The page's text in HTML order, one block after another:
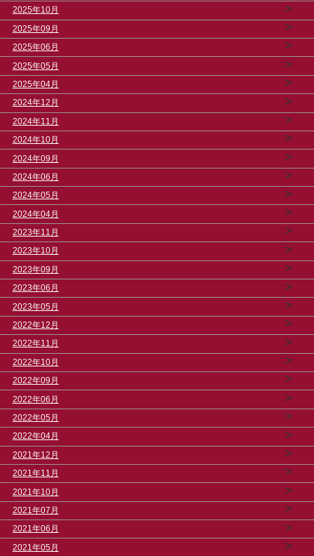
2025年10月 >
2025年09月 >
2025年06月 >
2025年05月 >
2025年04月 >
2024年12月 >
2024年11月 >
2024年10月 >
2024年09月 >
2024年06月 >
2024年05月 >
2024年04月 >
2023年11月 >
2023年10月 >
2023年09月 >
2023年06月 >
2023年05月 >
2022年12月 >
2022年11月 >
2022年10月 >
2022年09月 >
2022年06月 >
2022年05月 >
2022年04月 >
2021年12月 >
2021年11月 >
2021年10月 >
2021年07月 >
2021年06月 >
2021年05月 >